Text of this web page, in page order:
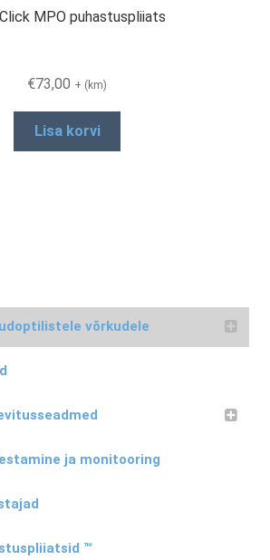
MPO puhastuspliiats
€73,00 + (km)
Lisa korvi
võrkudele
ja monitooring
™